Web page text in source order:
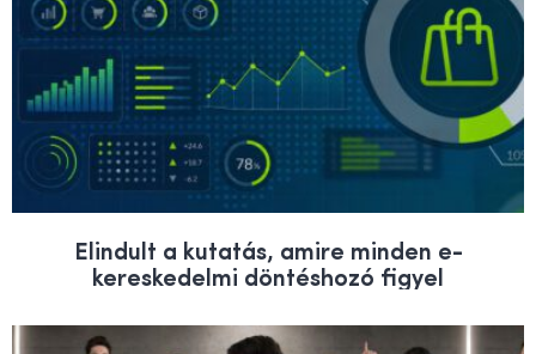
Elindult a kutatás, amire minden e-
kereskedelmi döntéshozó figyel